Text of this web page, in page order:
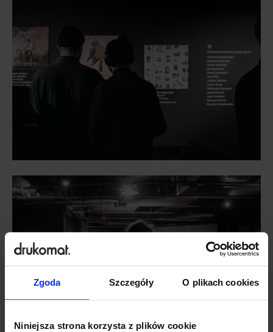
Zgoda Szczegóły O plikach cookies
Niniejsza strona korzysta z plików cookie